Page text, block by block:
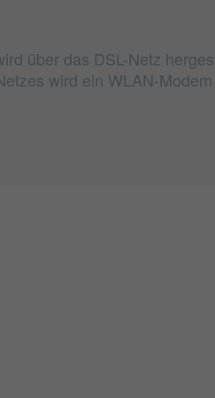
über das DSL-Netz
wird ein WLAN-Modem